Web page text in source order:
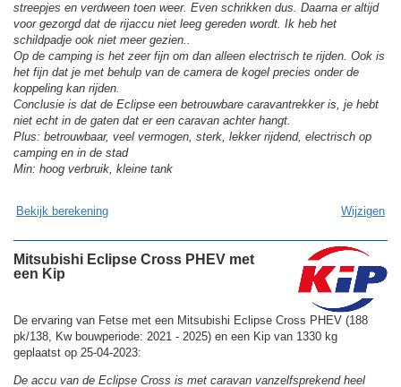
streepjes en verdween toen weer. Even schrikken dus. Daarna er altijd
voor gezorgd dat de rijaccu niet leeg gereden wordt. Ik heb het
schildpadje ook niet meer gezien..
Op de camping is het zeer fijn om dan alleen electrisch te rijden. Ook is
het fijn dat je met behulp van de camera de kogel precies onder de
koppeling kan rijden.
Conclusie is dat de Eclipse een betrouwbare caravantrekker is, je hebt
niet echt in de gaten dat er een caravan achter hangt.
Plus: betrouwbaar, veel vermogen, sterk, lekker rijdend, electrisch op
camping en in de stad
Min: hoog verbruik, kleine tank
Bekijk berekening Wijzigen
Mitsubishi Eclipse Cross PHEV met
een Kip
De ervaring van Fetse met een Mitsubishi Eclipse Cross PHEV (188
pk/138, Kw bouwperiode: 2021 - 2025) en een Kip van 1330 kg
geplaatst op 25-04-2023:
De accu van de Eclipse Cross is met caravan vanzelfsprekend heel